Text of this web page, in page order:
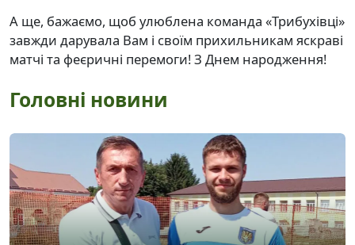
А ще, бажаємо, щоб улюблена команда «Трибухівці»
завжди дарувала Вам і своїм прихильникам яскраві
матчі та феєричні перемоги! З Днем народження!
Головні новини